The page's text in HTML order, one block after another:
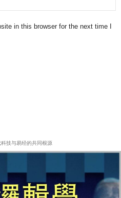
in this browser for the next time I
技与易经的共同根源